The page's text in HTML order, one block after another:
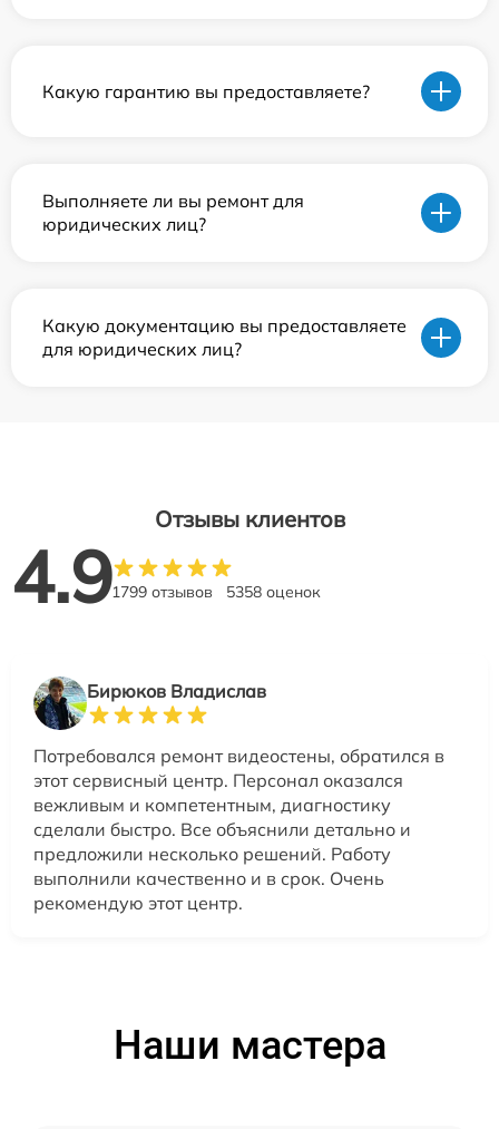
Какую гарантию вы предоставляете?
Выполняете ли вы ремонт для
юридических лиц?
Какую документацию вы предоставляете
для юридических лиц?
Отзывы клиентов
4.91799 отзывов 5358 оценок
Бирюков Владислав
Потребовался ремонт видеостены, обратился в
этот сервисный центр. Персонал оказался
вежливым и компетентным, диагностику
сделали быстро. Все объяснили детально и
предложили несколько решений. Работу
выполнили качественно и в срок. Очень
рекомендую этот центр.
Наши мастера